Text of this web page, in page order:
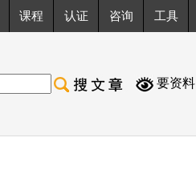
课程 认证 咨询 工具
要资料